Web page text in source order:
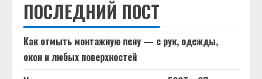
ПОСЛЕДНИЙ ПОСТ
Как отмыть монтажную пену — с рук, одежды,
окон и любых поверхностей